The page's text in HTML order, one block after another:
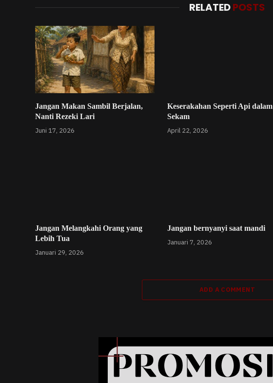
RELATEDPOSTS
Jangan Makan Sambil Berjalan,
Nanti Rezeki Lari
Juni 17, 2026
Keserakahan Seperti Api dalam
Sekam
April 22, 2026
Jangan Melangkahi Orang yang
Lebih Tua
Januari 29, 2026
Jangan bernyanyi saat mandi
Januari 7, 2026
ADD A COMMENT